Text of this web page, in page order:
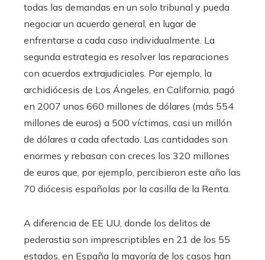
todas las demandas en un solo tribunal y pueda
negociar un acuerdo general, en lugar de
enfrentarse a cada caso individualmente. La
segunda estrategia es resolver las reparaciones
con acuerdos extrajudiciales. Por ejemplo, la
archidiócesis de Los Ángeles, en California, pagó
en 2007 unos 660 millones de dólares (más 554
millones de euros) a 500 víctimas, casi un millón
de dólares a cada afectado. Las cantidades son
enormes y rebasan con creces los 320 millones
de euros que, por ejemplo, percibieron este año las
70 diócesis españolas por la casilla de la Renta.
A diferencia de EE UU, donde los delitos de
pederastia son imprescriptibles en 21 de los 55
estados, en España la mayoría de los casos han